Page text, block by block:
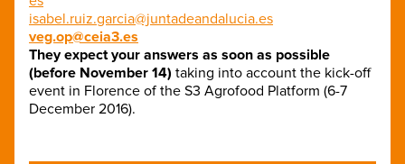
isabel.ruiz.garcia@juntadeandalucia.es
veg.op@ceia3.es
They expect your answers as soon as possible
(before November 14) taking into account the kick-off
event in Florence of the S3 Agrofood Platform (6-7
December 2016).